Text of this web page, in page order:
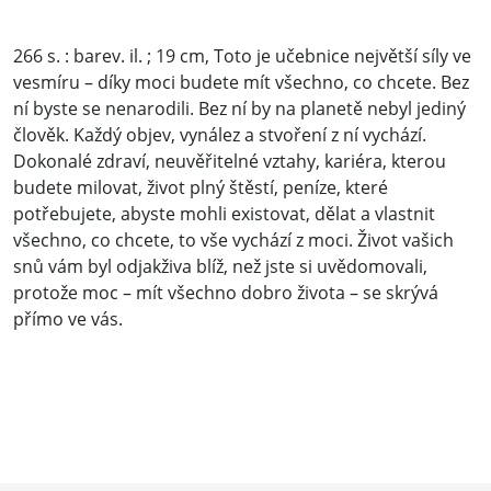
266 s. : barev. il. ; 19 cm, Toto je učebnice největší síly ve
vesmíru – díky moci budete mít všechno, co chcete. Bez
ní byste se nenarodili. Bez ní by na planetě nebyl jediný
člověk. Každý objev, vynález a stvoření z ní vychází.
Dokonalé zdraví, neuvěřitelné vztahy, kariéra, kterou
budete milovat, život plný štěstí, peníze, které
potřebujete, abyste mohli existovat, dělat a vlastnit
všechno, co chcete, to vše vychází z moci. Život vašich
snů vám byl odjakživa blíž, než jste si uvědomovali,
protože moc – mít všechno dobro života – se skrývá
přímo ve vás.